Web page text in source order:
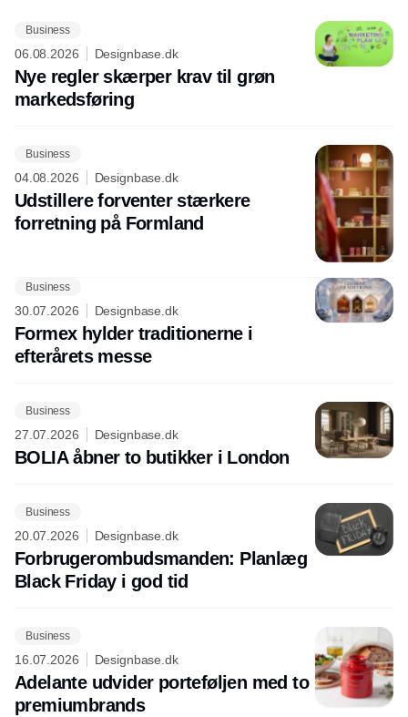
Business
06.08.2026 Designbase.dk
Nye regler skærper krav til grøn
markedsføring
Business
04.08.2026 Designbase.dk
Udstillere forventer stærkere
forretning på Formland
Business
30.07.2026 Designbase.dk
Formex hylder traditionerne i
efterårets messe
Business
27.07.2026 Designbase.dk
BOLIA åbner to butikker i London
Business
20.07.2026 Designbase.dk
Forbrugerombudsmanden: Planlæg
Black Friday i god tid
Business
16.07.2026 Designbase.dk
Adelante udvider porteføljen med to
premiumbrands